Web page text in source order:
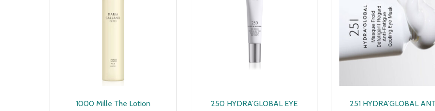
1000 Mille The Lotion
250 HYDRA’GLOBAL EYE
251 HYDRA’GLOBAL